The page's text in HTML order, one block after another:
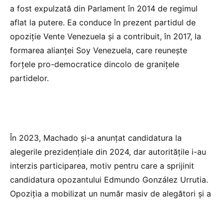
a fost expulzată din Parlament în 2014 de regimul
aflat la putere. Ea conduce în prezent partidul de
opoziție Vente Venezuela și a contribuit, în 2017, la
formarea alianței Soy Venezuela, care reunește
forțele pro-democratice dincolo de granițele
partidelor.
În 2023, Machado și-a anunțat candidatura la
alegerile prezidențiale din 2024, dar autoritățile i-au
interzis participarea, motiv pentru care a sprijinit
candidatura opozantului Edmundo González Urrutia.
Opoziția a mobilizat un număr masiv de alegători și a